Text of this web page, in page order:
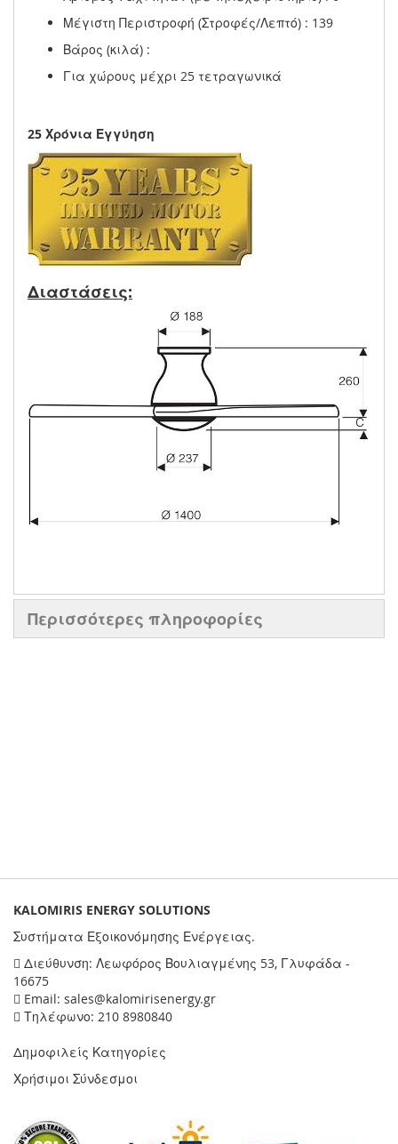
Μέγιστη Περιστροφή (Στροφές/Λεπτό) : 139
Βάρος (κιλά) :
Για χώρους μέχρι 25 τετραγωνικά
25 Χρόνια Εγγύηση
Διαστάσεις:
Περισσότερες πληροφορίες
KALOMIRIS ENERGY SOLUTIONS
Συστήματα Εξοικονόμησης Ενέργειας.
Διεύθυνση: Λεωφόρος Βουλιαγμένης 53, Γλυφάδα -
16675
Email: sales@kalomirisenergy.gr
Τηλέφωνο: 210 8980840
Δημοφιλείς Κατηγορίες
Χρήσιμοι Σύνδεσμοι